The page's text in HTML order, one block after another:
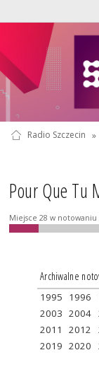
Radio Szczecin »
Pour Que Tu
Miejsce 28 w
Archiwalne
1995 1996
2003 2004
2011
2012
2019 2020